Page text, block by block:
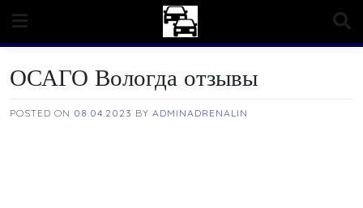
content
ОСАГО Вологда отзывы
POSTED ON 08.04.2023 BY ADMINADRENALIN